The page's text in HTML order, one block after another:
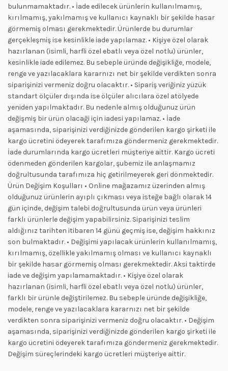
bulunmamaktadır. • İade edilecek ürünlerin kullanılmamış,
kırılmamış, yakılmamış ve kullanıcı kaynaklı bir şekilde hasar
görmemiş olması gerekmektedir. Ürünlerde bu durumlar
gerçekleşmiş ise kesinlikle iade yapılamaz. • Kişiye özel olarak
hazırlanan (isimli, harfli özel ebatlı veya özel notlu) ürünler,
kesinlikle iade edilemez. Bu sebeple üründe değişikliğe, modele,
renge ve yazılacaklara kararnızı net bir şekilde verdikten sonra
siparişinizi vermeniz doğru olacaktır. • Sipariş veriğiniz yüzük
standart ölçüler dışında ise ölçüler alıcılara özel atölyede
yeniden yapılmaktadır. Bu nedenle almış olduğunuz ürün
değişmiş bir ürün olacaği için iadesi yapılamaz. • İade
aşamasında, siparişinizi verdiğinizde gönderilen kargo şirketi ile
kargo ücretini ödeyerek tarafımıza göndermeniz gerekmektedir.
İade durumlarında kargo ücretleri müşteriye aittir. Kargo ücreti
ödenmeden gönderilen kargolar, şubemiz ile anlaşmamız
doğrultusunda tarafımıza hiç getirilmeyerek geri dönmektedir.
Ürün Değişim Koşulları • Online mağazamız üzerinden almış
olduğunuz ürünlerin ayıplı çıkması veya isteğe bağlı olarak 14
gün içinde, değişim talebi doğrultusunda ürün veya ürünleri
farklı ürünlerle değişim yapabilirsiniz. Siparişinizi teslim
aldığınız tarihten itibaren 14 günü geçmiş ise, değişim hakkınız
son bulmaktadır. • Değişimi yapılacak ürünlerin kullanılmamış,
kırılmamış, özellikle yakılmamış olması ve kullanıcı kaynaklı
bir şekilde hasar görmemiş olması gerekmektedir. Aksi taktirde
iade ve değişim yapılamamaktadır. • Kişiye özel olarak
hazırlanan (isimli, harfli özel ebatlı veya özel notlu) ürünler,
farklı bir ürünle değiştirilemez. Bu sebeple üründe değişikliğe,
modele, renge ve yazılacaklara kararnızı net bir şekilde
verdikten sonra siparişinizi vermeniz doğru olacaktır. • Değişim
aşamasında, siparişinizi verdiğinizde gönderilen kargo şirketi ile
kargo ücretini ödeyerek tarafımıza göndermeniz gerekmektedir.
Değişim süreçlerindeki kargo ücretleri müşteriye aittir.